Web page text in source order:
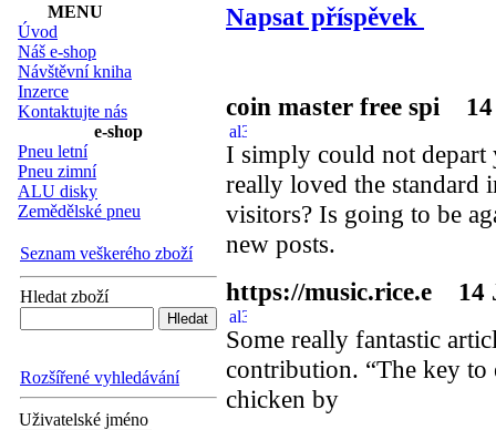
MENU
Úvod
Náš e-shop
Návštěvní kniha
Inzerce
Kontaktujte nás
e-shop
Pneu letní
Pneu zimní
ALU disky
Zemědělské pneu
Seznam veškerého zboží
Hledat zboží
Rozšířené vyhledávání
Uživatelské jméno
Napsat příspěvek
coin master free spi
14
I simply could not depart
really loved the
visitors? Is going to be
new posts.
https://music.rice.e
14
Some really fantastic
contribution. “The key to
chicken by